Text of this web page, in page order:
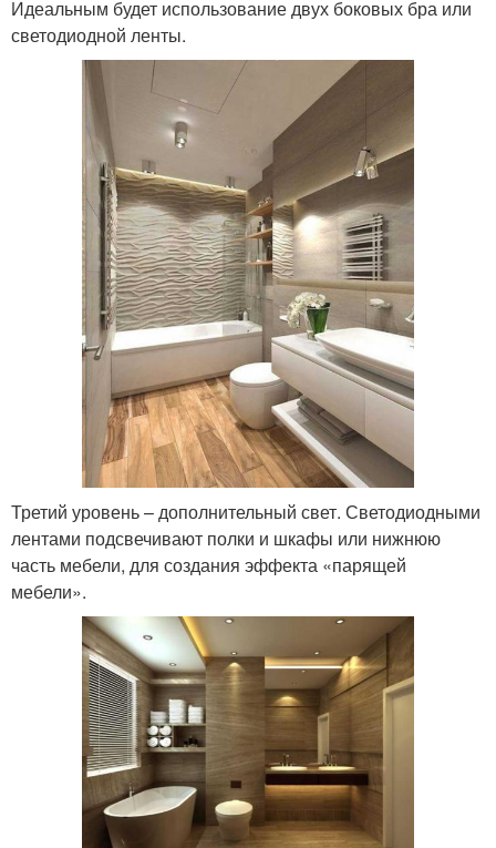
Идеальным будет использование двух боковых бра или
светодиодной ленты.
Третий уровень – дополнительный свет. Светодиодными
лентами подсвечивают полки и шкафы или нижнюю
часть мебели, для создания эффекта «парящей
мебели».